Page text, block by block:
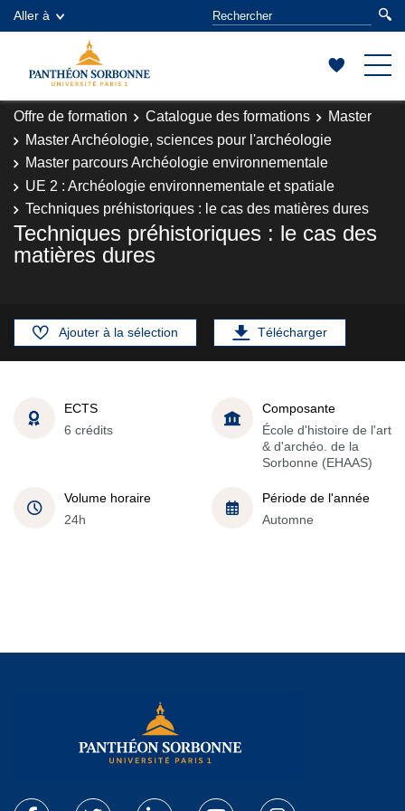
Aller à
Offre de formation Catalogue des formations
Master
Master Archéologie, sciences pour l'archéologie
Master parcours Archéologie environnementale
UE 2 : Archéologie environnementale et spatiale
Techniques préhistoriques : le cas des matières dures
Techniques préhistoriques : le cas des
matières dures
Ajouter à la sélection Télécharger
ECTS
6 crédits
Composante
École d'histoire de l'art
& d'archéo. de la
Sorbonne (EHAAS)
Volume horaire
24h
Période de l'année
Automne